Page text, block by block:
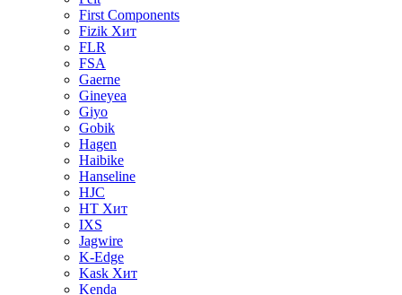
First Components
Fizik Хит
FLR
FSA
Gaerne
Gineyea
Giyo
Gobik
Hagen
Haibike
Hanseline
HJC
HT Хит
IXS
Jagwire
K-Edge
Kask Хит
Kenda